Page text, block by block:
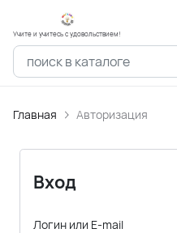
Учите и учитесь с удовольствием!
Главная Авторизация
Вход
Логин или E-mail